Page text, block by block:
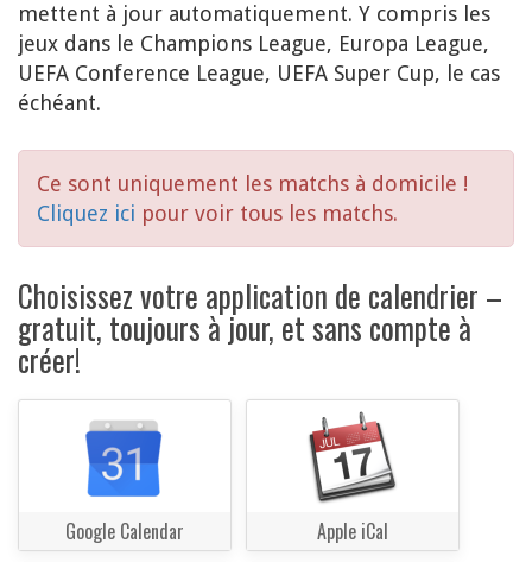
mettent à jour automatiquement. Y compris les
jeux dans le Champions League, Europa League,
UEFA Conference League, UEFA Super Cup, le cas
échéant.
Ce sont uniquement les matchs à domicile !
Cliquez ici pour voir tous les matchs.
Choisissez votre application de calendrier –
gratuit, toujours à jour, et sans compte à
créer!
Google Calendar Apple iCal